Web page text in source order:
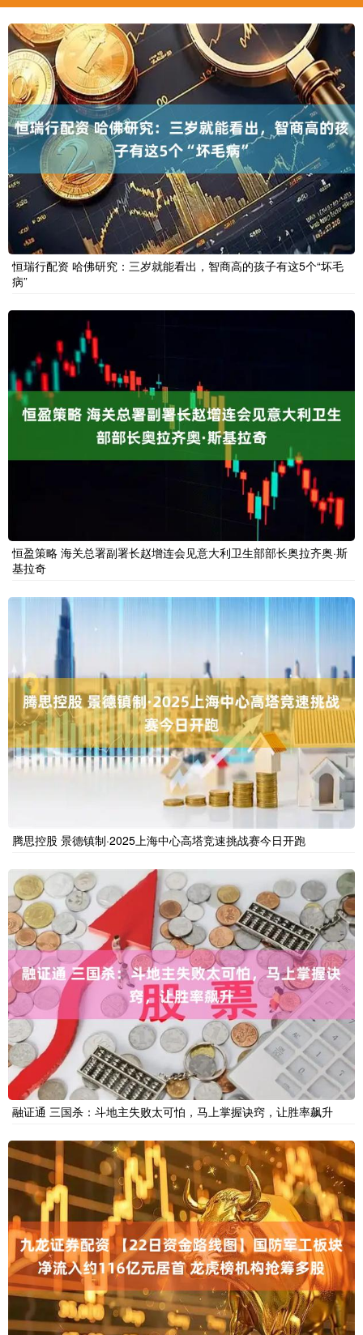
恒瑞行配资 哈佛研究：三岁就能看出，智商高的孩子有这5个“坏毛
病”
恒盈策略 海关总署副署长赵增连会见意大利卫生部部长奥拉齐奥·斯
基拉奇
腾思控股 景德镇制·2025上海中心高塔竞速挑战赛今日开跑
融证通 三国杀：斗地主失败太可怕，马上掌握诀窍，让胜率飙升